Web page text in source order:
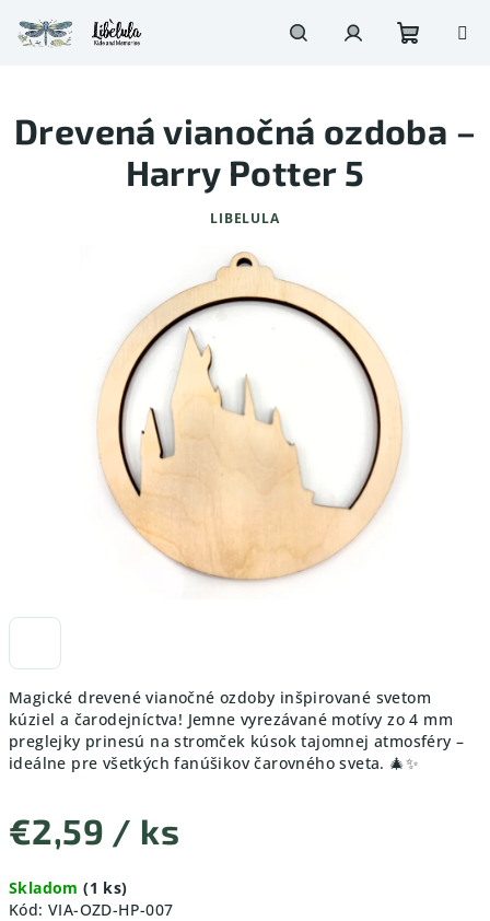
na
obsah
košík
Magické drevené vianočné ozdoby inšpirované svetom
kúziel a čarodejníctva! Jemne vyrezávané motívy zo 4 mm
preglejky prinesú na stromček kúsok tajomnej atmosféry –
ideálne pre všetkých fanúšikov čarovného sveta. 🎄✨
€2,59 / ks
cena:
Skladom(1 ks)
Kód: VIA-OZD-HP-007
Drevená vianočná ozdoba –
Harry Potter 5
LIBELULA